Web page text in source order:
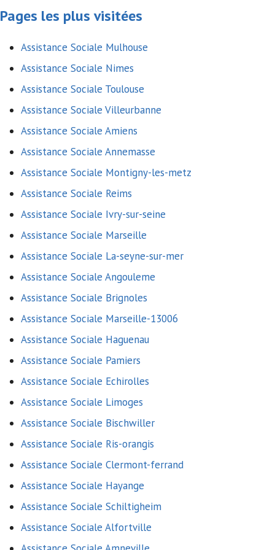
Pages les plus visitées
Assistance Sociale Mulhouse
Assistance Sociale Nimes
Assistance Sociale Toulouse
Assistance Sociale Villeurbanne
Assistance Sociale Amiens
Assistance Sociale Annemasse
Assistance Sociale Montigny-les-metz
Assistance Sociale Reims
Assistance Sociale Ivry-sur-seine
Assistance Sociale Marseille
Assistance Sociale La-seyne-sur-mer
Assistance Sociale Angouleme
Assistance Sociale Brignoles
Assistance Sociale Marseille-13006
Assistance Sociale Haguenau
Assistance Sociale Pamiers
Assistance Sociale Echirolles
Assistance Sociale Limoges
Assistance Sociale Bischwiller
Assistance Sociale Ris-orangis
Assistance Sociale Clermont-ferrand
Assistance Sociale Hayange
Assistance Sociale Schiltigheim
Assistance Sociale Alfortville